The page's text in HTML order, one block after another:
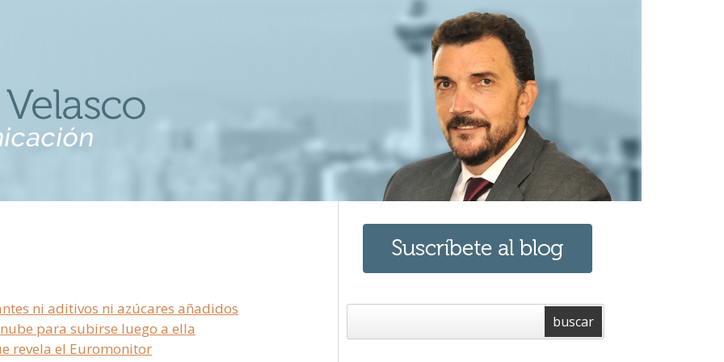
ni aditivos ni azúcares añadidos
para subirse luego a ella
revela el Euromonitor